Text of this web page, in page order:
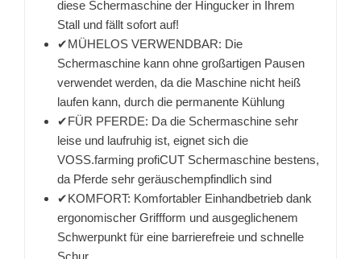
diese Schermaschine der Hingucker in Ihrem
Stall und fällt sofort auf!
✔MÜHELOS VERWENDBAR: Die
Schermaschine kann ohne großartigen Pausen
verwendet werden, da die Maschine nicht heiß
laufen kann, durch die permanente Kühlung
✔FÜR PFERDE: Da die Schermaschine sehr
leise und laufruhig ist, eignet sich die
VOSS.farming profiCUT Schermaschine bestens,
da Pferde sehr geräuschempfindlich sind
✔KOMFORT: Komfortabler Einhandbetrieb dank
ergonomischer Griffform und ausgeglichenem
Schwerpunkt für eine barrierefreie und schnelle
Schur